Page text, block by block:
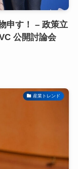
申す！ – 政策立
公開討論会
産業トレンド